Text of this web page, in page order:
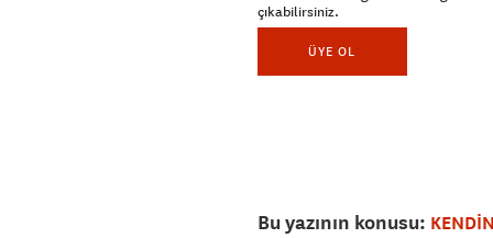
çıkabilirsiniz.
ÜYE OL
Bu yazının konusu: